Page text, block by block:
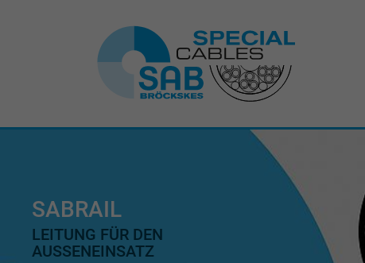
SABRAIL
LEITUNG FÜR DEN
AUSSENEINSATZ